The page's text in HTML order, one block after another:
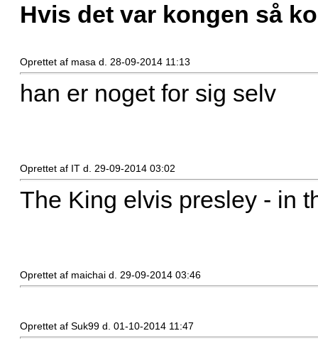
Hvis det var kongen så
Oprettet af masa d. 28-09-2014 11:13
han er noget for sig selv
Oprettet af IT d. 29-09-2014 03:02
The King elvis presley - in
Oprettet af maichai d. 29-09-2014 03:46
Oprettet af Suk99 d. 01-10-2014 11:47